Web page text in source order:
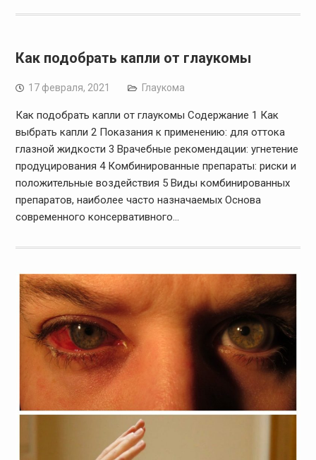
Как подобрать капли от глаукомы
17 февраля, 2021 Глаукома
Как подобрать капли от глаукомы Содержание 1 Как
выбрать капли 2 Показания к применению: для оттока
глазной жидкости 3 Врачебные рекомендации: угнетение
продуцирования 4 Комбинированные препараты: риски и
положительные воздействия 5 Виды комбинированных
препаратов, наиболее часто назначаемых Основа
современного консервативного…